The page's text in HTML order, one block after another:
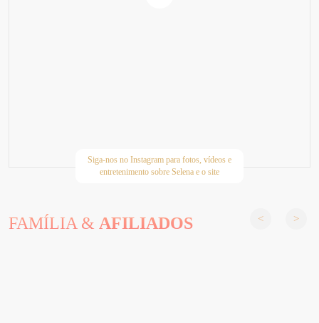
Siga-nos no Instagram para fotos, vídeos e
entretenimento sobre Selena e o site
FAMÍLIA & AFILIADOS